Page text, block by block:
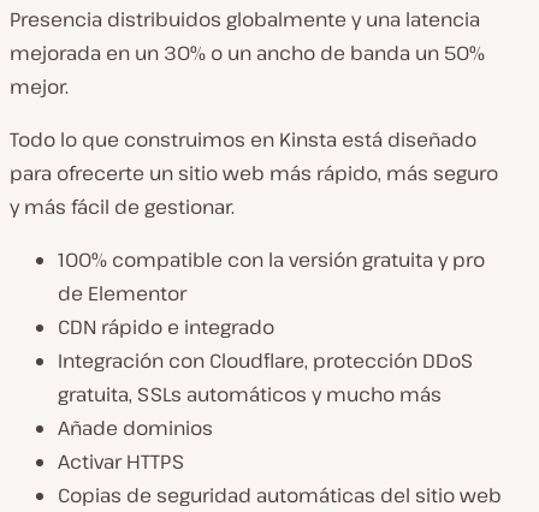
Presencia distribuidos globalmente y una latencia
mejorada en un 30% o un ancho de banda un 50%
mejor.
Todo lo que construimos en Kinsta está diseñado
para ofrecerte un sitio web más rápido, más seguro
y más fácil de gestionar.
100% compatible con la versión gratuita y pro
de Elementor
CDN rápido e integrado
Integración con Cloudflare, protección DDoS
gratuita, SSLs automáticos y mucho más
Añade dominios
Activar HTTPS
Copias de seguridad automáticas del sitio web